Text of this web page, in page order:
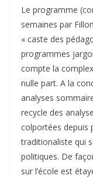
Le programme
semaines par
« caste des
programmes
compte la
nulle part. A la
analyses
recycle des
colportées depuis
traditionaliste qui
politiques. De
sur l’école est